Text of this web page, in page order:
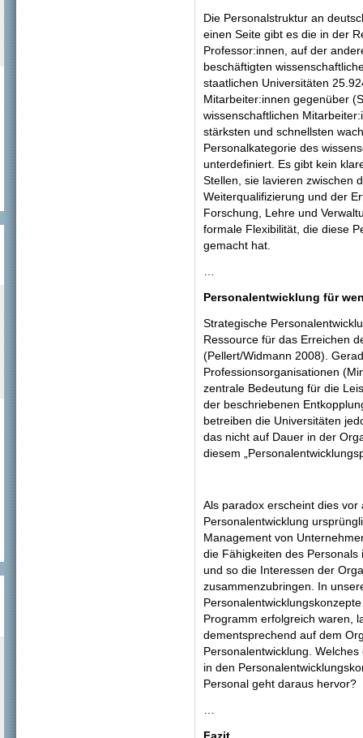
Die Personalstruktur an
einen Seite gibt es die in der
Professor:innen, auf der
beschäftigten
staatlichen Universitäten
Mitarbeiter:innen gegenüber
wissenschaftlichen
stärksten und schnellsten
Personalkategorie des
unterdefiniert. Es gibt kein
Stellen, sie lavieren zwischen
Weiterqualifizierung und der
Forschung, Lehre und
formale Flexibilität, die diese
gemacht hat.
…
Personalentwicklung für
Strategische
Ressource für das Erreichen
(Pellert/Widmann 2008).
Professionsorganisationen
zentrale Bedeutung für die
der beschriebenen
betreiben die Universitäten
das nicht auf Dauer in der
diesem
Als paradox erscheint dies
Personalentwicklung
Management von
die Fähigkeiten des
und so die Interessen der
zusammenzubringen. In
Programm erfolgreich waren,
dementsprechend auf dem
Personalentwicklung.
in den
Personal geht daraus hervor?
…